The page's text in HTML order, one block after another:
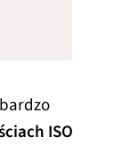
ISO